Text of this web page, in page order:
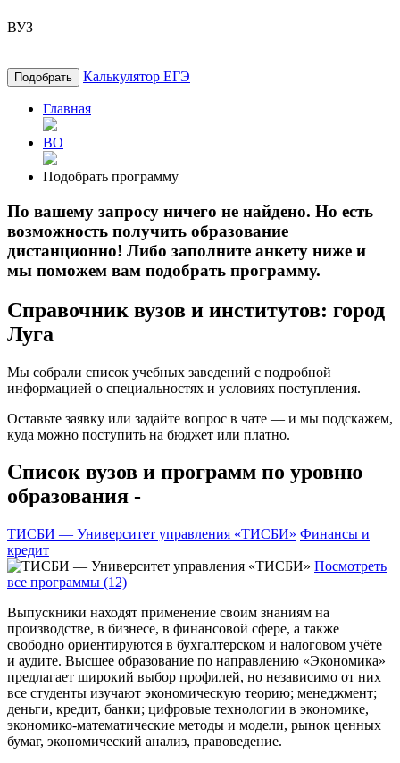
ВУЗ
Подобрать Калькулятор ЕГЭ
Главная
ВО
Подобрать программу
По вашему запросу ничего не найдено. Но есть
возможность получить образование
дистанционно! Либо заполните анкету ниже и
мы поможем вам подобрать программу.
Справочник вузов и институтов: город
Луга
Мы собрали список учебных заведений с подробной
информацией о специальностях и условиях поступления.
Оставьте заявку или задайте вопрос в чате — и мы подскажем,
куда можно поступить на бюджет или платно.
Список вузов и программ по уровню
образования -
ТИСБИ — Университет управления «ТИСБИ» Финансы и
кредит
Посмотреть
все программы (12)
Выпускники находят применение своим знаниям на
производстве, в бизнесе, в финансовой сфере, а также
свободно ориентируются в бухгалтерском и налоговом учёте
и аудите. Высшее образование по направлению «Экономика»
предлагает широкий выбор профилей, но независимо от них
все студенты изучают экономическую теорию; менеджмент;
деньги, кредит, банки; цифровые технологии в экономике,
экономико-математические методы и модели, рынок ценных
бумаг, экономический анализ, правоведение.